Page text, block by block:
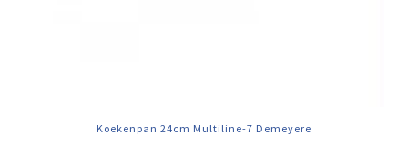
Koekenpan 24cm Multiline-7 Demeyere